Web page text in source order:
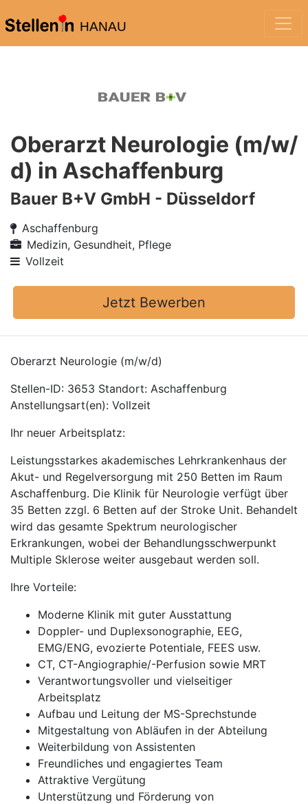
HANAU
Oberarzt Neurologie (m/w/
d) in Aschaffenburg
Bauer B+V GmbH - Düsseldorf
Aschaffenburg
Medizin, Gesundheit, Pflege
Vollzeit
Jetzt Bewerben
Oberarzt Neurologie (m/w/d)
Stellen-ID: 3653 Standort: Aschaffenburg
Anstellungsart(en): Vollzeit
Ihr neuer Arbeitsplatz:
Leistungsstarkes akademisches Lehrkrankenhaus der
Akut- und Regelversorgung mit 250 Betten im Raum
Aschaffenburg. Die Klinik für Neurologie verfügt über
35 Betten zzgl. 6 Betten auf der Stroke Unit. Behandelt
wird das gesamte Spektrum neurologischer
Erkrankungen, wobei der Behandlungsschwerpunkt
Multiple Sklerose weiter ausgebaut werden soll.
Ihre Vorteile:
Moderne Klinik mit guter Ausstattung
Doppler- und Duplexsonographie, EEG,
EMG/ENG, evozierte Potentiale, FEES usw.
CT, CT-Angiographie/-Perfusion sowie MRT
Verantwortungsvoller und vielseitiger
Arbeitsplatz
Aufbau und Leitung der MS-Sprechstunde
Mitgestaltung von Abläufen in der Abteilung
Weiterbildung von Assistenten
Freundliches und engagiertes Team
Attraktive Vergütung
Unterstützung und Förderung von